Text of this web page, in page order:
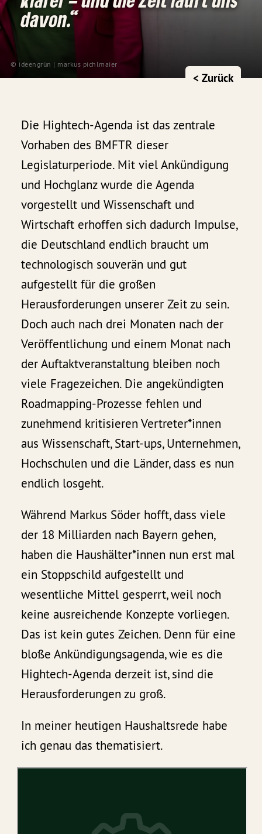
© ideengrün | markus pichlmaier
davon.“
< Zurück
Die Hightech-Agenda ist das zentrale
Vorhaben des BMFTR dieser
Legislaturperiode. Mit viel Ankündigung
und Hochglanz wurde die Agenda
vorgestellt und Wissenschaft und
Wirtschaft erhoffen sich dadurch Impulse,
die Deutschland endlich braucht um
technologisch souverän und gut
aufgestellt für die großen
Herausforderungen unserer Zeit zu sein.
Doch auch nach drei Monaten nach der
Veröffentlichung und einem Monat nach
der Auftaktveranstaltung bleiben noch
viele Fragezeichen. Die angekündigten
Roadmapping-Prozesse fehlen und
zunehmend kritisieren Vertreter*innen
aus Wissenschaft, Start-ups, Unternehmen,
Hochschulen und die Länder, dass es nun
endlich losgeht.
Während Markus Söder hofft, dass viele
der 18 Milliarden nach Bayern gehen,
haben die Haushälter*innen nun erst mal
ein Stoppschild aufgestellt und
wesentliche Mittel gesperrt, weil noch
keine ausreichende Konzepte vorliegen.
Das ist kein gutes Zeichen. Denn für eine
bloße Ankündigungsagenda, wie es die
Hightech-Agenda derzeit ist, sind die
Herausforderungen zu groß.
In meiner heutigen Haushaltsrede habe
ich genau das thematisiert.